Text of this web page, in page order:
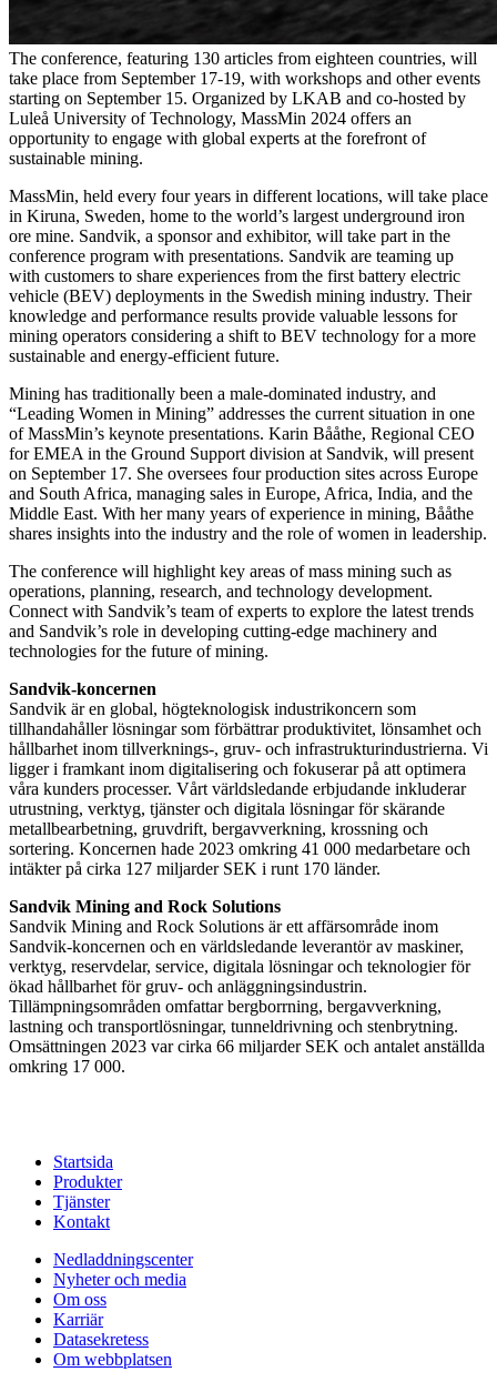
The conference, featuring 130 articles from eighteen countries, will
take place from September 17-19, with workshops and other events
starting on September 15. Organized by LKAB and co-hosted by
Luleå University of Technology, MassMin 2024 offers an
opportunity to engage with global experts at the forefront of
sustainable mining.
MassMin, held every four years in different locations, will take place
in Kiruna, Sweden, home to the world’s largest underground iron
ore mine. Sandvik, a sponsor and exhibitor, will take part in the
conference program with presentations. Sandvik are teaming up
with customers to share experiences from the first battery electric
vehicle (BEV) deployments in the Swedish mining industry. Their
knowledge and performance results provide valuable lessons for
mining operators considering a shift to BEV technology for a more
sustainable and energy-efficient future.
Mining has traditionally been a male-dominated industry, and
“Leading Women in Mining” addresses the current situation in one
of MassMin’s keynote presentations. Karin Bååthe, Regional CEO
for EMEA in the Ground Support division at Sandvik, will present
on September 17. She oversees four production sites across Europe
and South Africa, managing sales in Europe, Africa, India, and the
Middle East. With her many years of experience in mining, Bååthe
shares insights into the industry and the role of women in leadership.
The conference will highlight key areas of mass mining such as
operations, planning, research, and technology development.
Connect with Sandvik’s team of experts to explore the latest trends
and Sandvik’s role in developing cutting-edge machinery and
technologies for the future of mining.
Sandvik-koncernen
​Sandvik är en global, högteknologisk industrikoncern som
tillhandahåller lösningar som förbättrar produktivitet, lönsamhet och
hållbarhet inom tillverknings-, gruv- och infrastrukturindustrierna. Vi
ligger i framkant inom digitalisering och fokuserar på att optimera
våra kunders processer. Vårt världsledande erbjudande inkluderar
utrustning, verktyg, tjänster och digitala lösningar för skärande
metallbearbetning, gruvdrift, bergavverkning, krossning och
sortering. Koncernen hade 2023 omkring 41 000 medarbetare och
intäkter på cirka 127 miljarder SEK i runt 17​0 länder.​
Sandvik Mining and Rock Solutions
Sandvik Mining and Rock Solutions är ett affärsområde inom
Sandvik-koncernen och en världsledande leverantör av maskiner,
verktyg, reservdelar, service, digitala lösningar och teknologier för
ökad hållbarhet ​för gruv- och anläggningsindustrin.
Tillämpningsområden omfattar bergborrning, bergavverkning,
lastning och transportlösningar, tunneldrivning och stenbrytning.
Omsättningen 2023 var cirka 66 miljarder SEK och antalet anställda
omkring 17 000.​
Startsida
Produkter
Tjänster
Kontakt
Nedladdningscenter
Nyheter och media
Om oss
Karriär
Datasekretess
Om webbplatsen